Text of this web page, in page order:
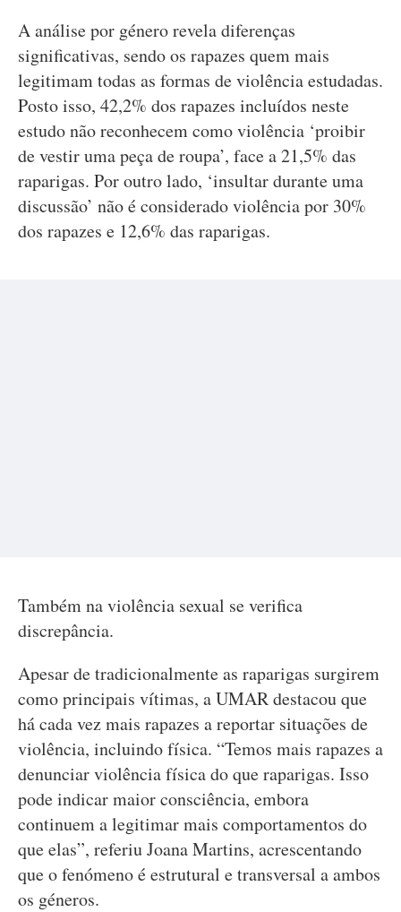
A análise por género revela diferenças
significativas, sendo os rapazes quem mais
legitimam todas as formas de violência estudadas.
Posto isso, 42,2% dos rapazes incluídos neste
estudo não reconhecem como violência ‘proibir
de vestir uma peça de roupa’, face a 21,5% das
raparigas. Por outro lado, ‘insultar durante uma
discussão’ não é considerado violência por 30%
dos rapazes e 12,6% das raparigas.
Também na violência sexual se verifica
discrepância.
Apesar de tradicionalmente as raparigas surgirem
como principais vítimas, a UMAR destacou que
há cada vez mais rapazes a reportar situações de
violência, incluindo física. “Temos mais rapazes a
denunciar violência física do que raparigas. Isso
pode indicar maior consciência, embora
continuem a legitimar mais comportamentos do
que elas”, referiu Joana Martins, acrescentando
que o fenómeno é estrutural e transversal a ambos
os géneros.